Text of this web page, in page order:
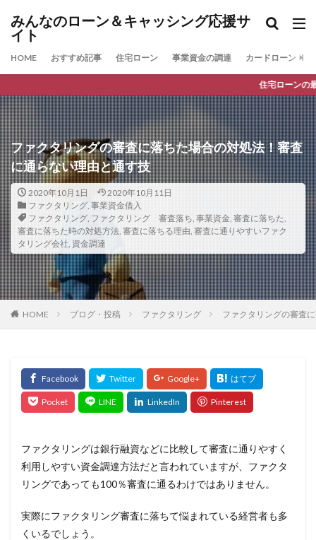
みんなのローン＆キャッシング応援サ
イト
HOME おすすめ記事 住宅ローン 事業資金の調達 カードローン
住宅ローンの最新人気ランキン
ファクタリングの審査に落ちた場合の対処法！審査
に通らない理由と通す技
2020年10月1日
2020年10月11日
ファクタリング, 事業資金借入
ファクタリング, ファクタリング 審査落ち, 事業資金, 審査に落ちた,
審査に落ちた時の対処方法, 審査に落ちる理由, 審査に通りやすいファク
タリング会社, 資金調達
HOME ブログ・投稿 ファクタリング ファクタリングの審査
ファクタリングは銀行融資などに比較して審査に通りやすく
利用しやすい資金調達方法だと言われていますが、ファクタ
リングであっても100％審査に通るわけではありません。
実際にファクタリング審査に落ちて悩まれている経営者も多
くいるでしょう。